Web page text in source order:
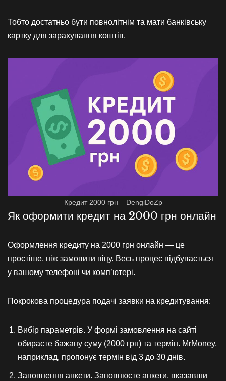
Тобто достатньо бути повнолітнім та мати банківську
картку для зарахування коштів.
Кредит 2000 грн – DengiDoZp
Як оформити кредит на 2000 грн онлайн
Оформлення кредиту на 2000 грн онлайн — це
простіше, ніж замовити піцу. Весь процес відбувається
у вашому телефоні чи комп’ютері.
Покрокова процедура подачі заявки на кредитування:
Вибір параметрів. У формі замовлення на сайті
обираєте бажану суму (2000 грн) та термін. MrMoney,
наприклад, пропонує термін від 3 до 30 днів.
Заповнення анкети. Заповнюєте анкети, вказавши